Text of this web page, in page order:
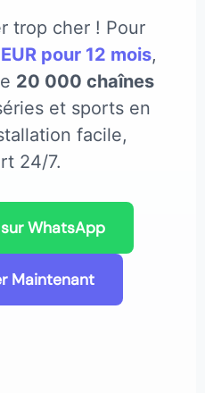
trop cher ! Pour
pour 12 mois,
20 000 chaînes
et sports en
facile,
24/7.
WhatsApp
Maintenant